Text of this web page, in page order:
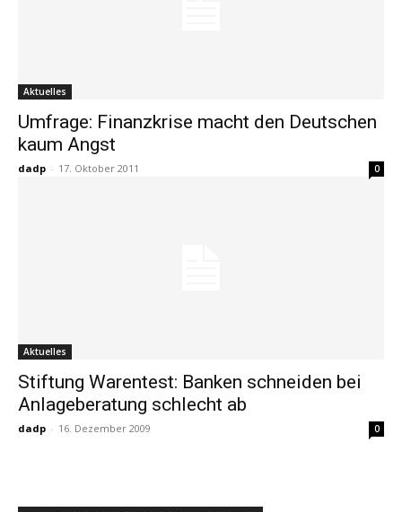
Aktuelles
Umfrage: Finanzkrise macht den Deutschen
kaum Angst
dadp - 17. Oktober 2011 0
Aktuelles
Stiftung Warentest: Banken schneiden bei
Anlageberatung schlecht ab
dadp - 16. Dezember 2009 0